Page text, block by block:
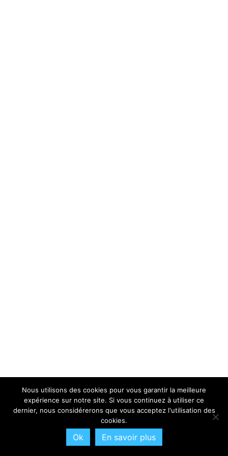
Nous utilisons des cookies pour vous garantir la meilleure
expérience sur notre site. Si vous continuez à utiliser ce
dernier, nous considérerons que vous acceptez l'utilisation des
cookies.
Ok En savoir plus